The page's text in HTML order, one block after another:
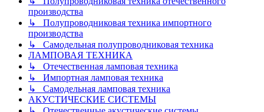
производства
↳ Полупроводниковая техника импортного
производства
↳ Самодельная полупроводниковая техника
ЛАМПОВАЯ ТЕХНИКА
↳ Отечественная ламповая техника
↳ Импортная ламповая техника
↳ Самодельная ламповая техника
АКУСТИЧЕСКИЕ СИСТЕМЫ